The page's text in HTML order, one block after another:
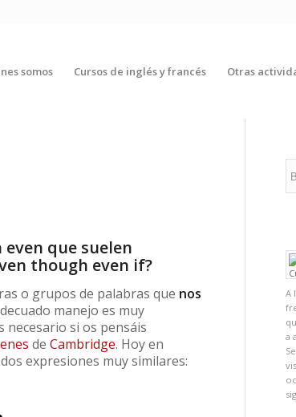
somos Cursos de inglés y francés Otras
que suelen
though even if?
o grupos de palabras que nos
manejo es muy
si os pensáis
de Cambridge. Hoy en
expresiones muy similares:
A
a